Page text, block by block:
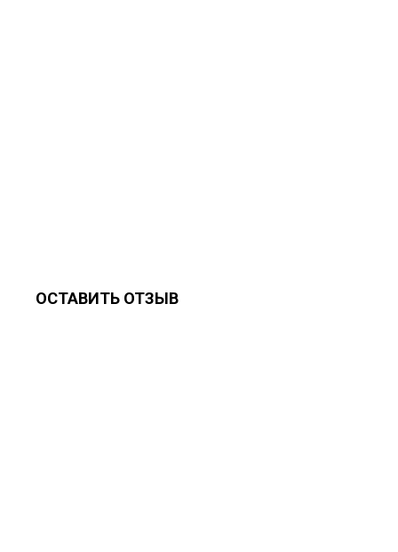
ОСТАВИТЬ ОТЗЫВ